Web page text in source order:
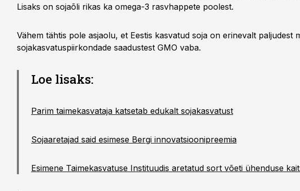
Lisaks on sojaõli rikas ka omega-3 rasvhappete poolest.
Vähem tähtis pole asjaolu, et Eestis kasvatud soja on erinevalt paljudest
sojakasvatuspiirkondade saadustest GMO vaba.
Loe lisaks:
Parim taimekasvataja katsetab edukalt sojakasvatust
Sojaaretajad said esimese Bergi innovatsioonipreemia
Esimene Taimekasvatuse Instituudis aretatud sort võeti ühenduse